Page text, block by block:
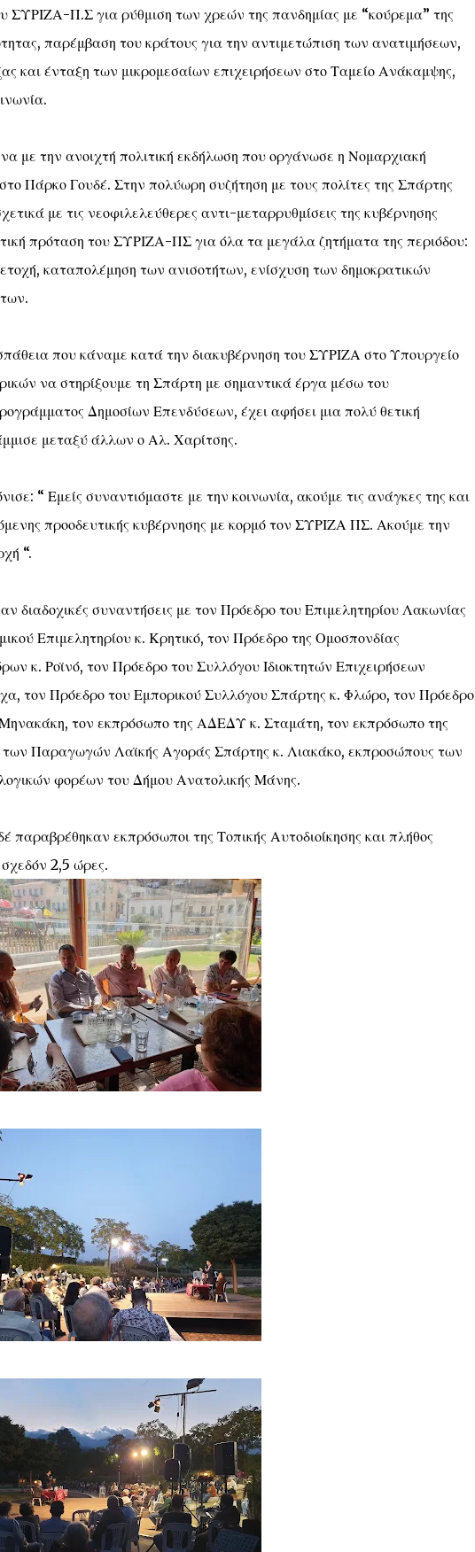
ΣΥΡΙΖΑ-Π.Σ για ρύθμιση των χρεών της πανδημίας με “κούρεμα” της
παρέμβαση του κράτους για την αντιμετώπιση των ανατιμήσεων,
και ένταξη των μικρομεσαίων επιχειρήσεων στο Ταμείο Ανάκαμψης,
με την ανοιχτή πολιτική εκδήλωση που οργάνωσε η Νομαρχιακή
Πάρκο Γουδέ. Στην πολύωρη συζήτηση με τους πολίτες της Σπάρτης
με τις νεοφιλελεύθερες αντι-μεταρρυθμίσεις της κυβέρνησης
πρόταση του ΣΥΡΙΖΑ-ΠΣ για όλα τα μεγάλα ζητήματα της περιόδου:
καταπολέμηση των ανισοτήτων, ενίσχυση των δημοκρατικών
που κάναμε κατά την διακυβέρνηση του ΣΥΡΙΖΑ στο Υπουργείο
να στηρίξουμε τη Σπάρτη με σημαντικά έργα μέσω του
Δημοσίων Επενδύσεων, έχει αφήσει μια πολύ θετική
μεταξύ άλλων ο Αλ. Χαρίτσης.
“ Εμείς συναντιόμαστε με την κοινωνία, ακούμε τις ανάγκες της και
προοδευτικής κυβέρνησης με κορμό τον ΣΥΡΙΖΑ ΠΣ. Ακούμε την
“.
διαδοχικές συναντήσεις με τον Πρόεδρο του Επιμελητηρίου Λακωνίας
Επιμελητηρίου κ. Κρητικό, τον Πρόεδρο της Ομοσπονδίας
κ. Ροϊνό, τον Πρόεδρο του Συλλόγου Ιδιοκτητών Επιχειρήσεων
τον Πρόεδρο του Εμπορικού Συλλόγου Σπάρτης κ. Φλώρο, τον Πρόεδρο
τον εκπρόσωπο της ΑΔΕΔΥ κ. Σταμάτη, τον εκπρόσωπο της
Παραγωγών Λαϊκής Αγοράς Σπάρτης κ. Λιακάκο, εκπροσώπους των
φορέων του Δήμου Ανατολικής Μάνης.
παραβρέθηκαν εκπρόσωποι της Τοπικής Αυτοδιοίκησης και πλήθος
2,5 ώρες.